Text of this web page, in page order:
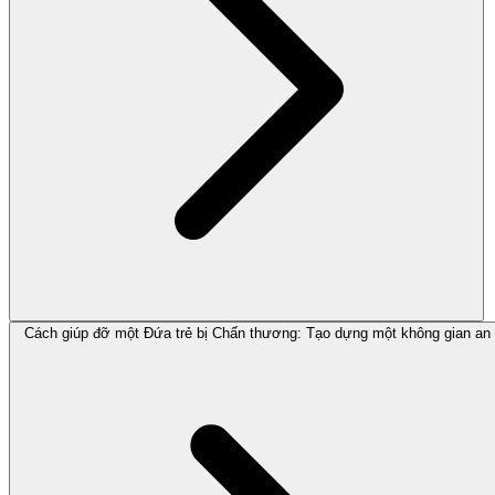
Cách giúp đỡ một Đứa trẻ bị Chấn thương: Tạo dựng một không gian an